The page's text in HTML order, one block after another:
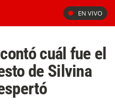
EN VIVO
cuál fue el
de Silvina